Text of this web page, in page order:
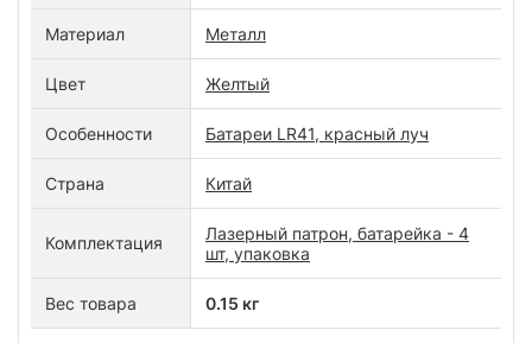
Материал Металл
Цвет Желтый
Особенности Батареи LR41, красный луч
Страна Китай
Комплектация
Лазерный патрон, батарейка - 4
шт, упаковка
Вес товара 0.15 кг